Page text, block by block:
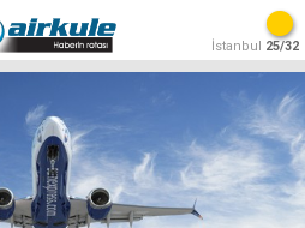
İstanbul 25/32